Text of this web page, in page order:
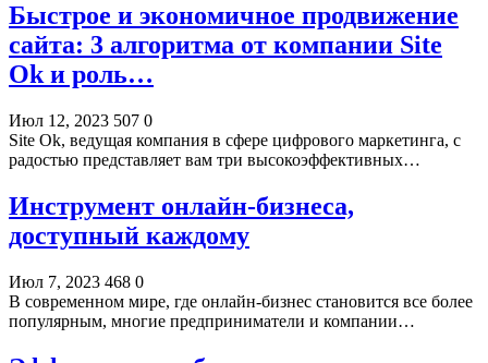
Быстрое и экономичное продвижение
сайта: 3 алгоритма от компании Site
Ok и роль…
Июл 12, 2023 507 0
Site Ok, ведущая компания в сфере цифрового маркетинга, с
радостью представляет вам три высокоэффективных…
Инструмент онлайн-бизнеса,
доступный каждому
Июл 7, 2023 468 0
В современном мире, где онлайн-бизнес становится все более
популярным, многие предприниматели и компании…